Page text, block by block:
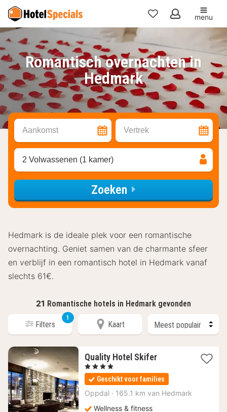
Mijn
favorieten
menu
Romantisch overnachten in
Hedmark
Aankomst Vertrek
2 Volwassenen (1 kamer)
Zoeken
Hedmark is de ideale plek voor een romantische
overnachting. Geniet samen van de charmante sfeer
en verblijf in een romantisch hotel in Hedmark vanaf
slechts 61€.
21 Romantische hotels in Hedmark gevonden
Filters
1
Kaart
Quality Hotel Skifer1
vanaf
144,98
€
, 4 Sterren
Geschikt voor families
Oppdal · 165.1 km van Hedmark
Wellness & fitness